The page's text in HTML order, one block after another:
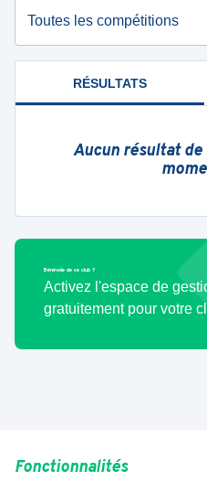
Toutes les compétitions
RÉSULTATS
Aucun résultat
Bénévole de ce club ?
Activez l'espace de
gratuitement pour votre
Fonctionnalités